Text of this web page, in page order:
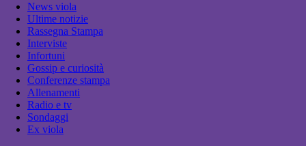
News viola
Ultime notizie
Rassegna Stampa
Interviste
Infortuni
Gossip e curiosità
Conferenze stampa
Allenamenti
Radio e tv
Sondaggi
Ex viola